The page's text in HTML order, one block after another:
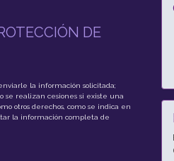
DE
la información solicitada;
se realizan cesiones si existe una
otros derechos, como se indica en
la información completa de